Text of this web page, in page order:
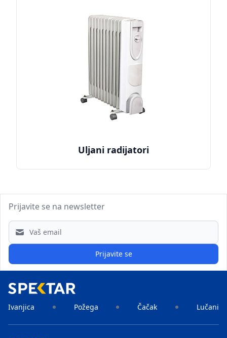
Uljani radijatori
Prijavite se na newsletter
Email address
Prijavite se
Ivanjica Požega Čačak Lučani